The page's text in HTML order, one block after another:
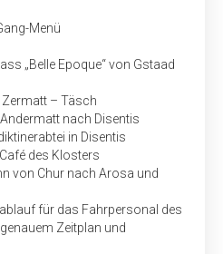
Menü
„Belle Epoque“ von Gstaad
– Täsch
nach Disentis
in Disentis
des Klosters
von Chur nach Arosa und
für das Fahrpersonal des
Zeitplan und